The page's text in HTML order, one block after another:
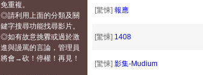
免重複。
◎請利用上面的分類及關
鍵字搜尋功能找尋影片。
◎如有故意挑釁或過於激
進與謾罵的言論，管理員
將會→砍！停權！再見！
[驚悚] 報應
[驚悚] 1408
[驚悚] 影集-Mudium